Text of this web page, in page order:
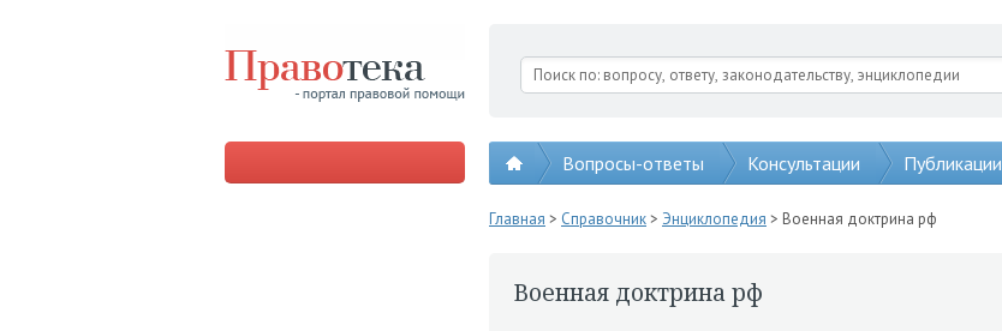
Вопросы-ответы Консультации Публикации
Главная > Справочник> Энциклопедия > Военная доктрина рф
Военная доктрина рф